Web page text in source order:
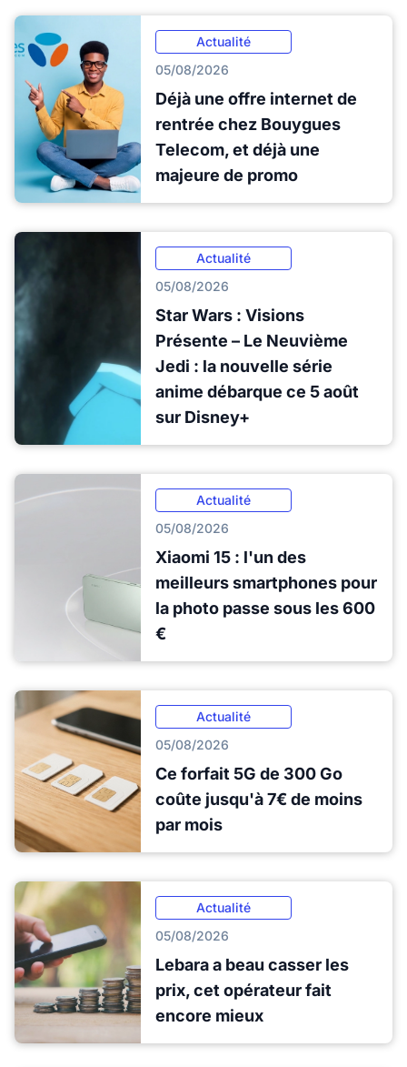
Actualité
05/08/2026
Déjà une offre internet de
rentrée chez Bouygues
Telecom, et déjà une
majeure de promo
Actualité
05/08/2026
Star Wars : Visions
Présente – Le Neuvième
Jedi : la nouvelle série
anime débarque ce 5 août
sur Disney+
Actualité
05/08/2026
Xiaomi 15 : l'un des
meilleurs smartphones pour
la photo passe sous les 600
€
Actualité
05/08/2026
Ce forfait 5G de 300 Go
coûte jusqu'à 7€ de moins
par mois
Actualité
05/08/2026
Lebara a beau casser les
prix, cet opérateur fait
encore mieux